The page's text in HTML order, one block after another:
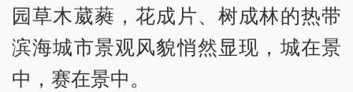
园草木葳蕤，花成片、树成林的热带
滨海城市景观风貌悄然显现，城在景
中，赛在景中。